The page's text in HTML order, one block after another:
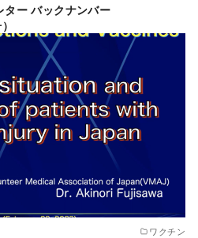
ー バックナンバー
ワクチン